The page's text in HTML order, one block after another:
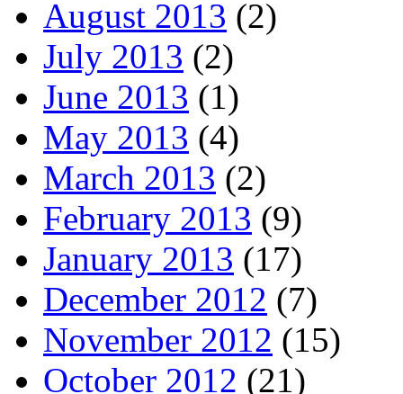
August 2013 (2)
July 2013 (2)
June 2013 (1)
May 2013 (4)
March 2013 (2)
February 2013 (9)
January 2013 (17)
December 2012 (7)
November 2012 (15)
October 2012 (21)